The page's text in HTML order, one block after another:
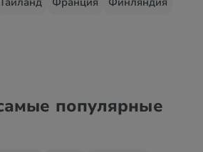
популярные